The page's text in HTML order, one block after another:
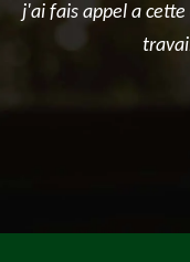
j'ai fais appel a